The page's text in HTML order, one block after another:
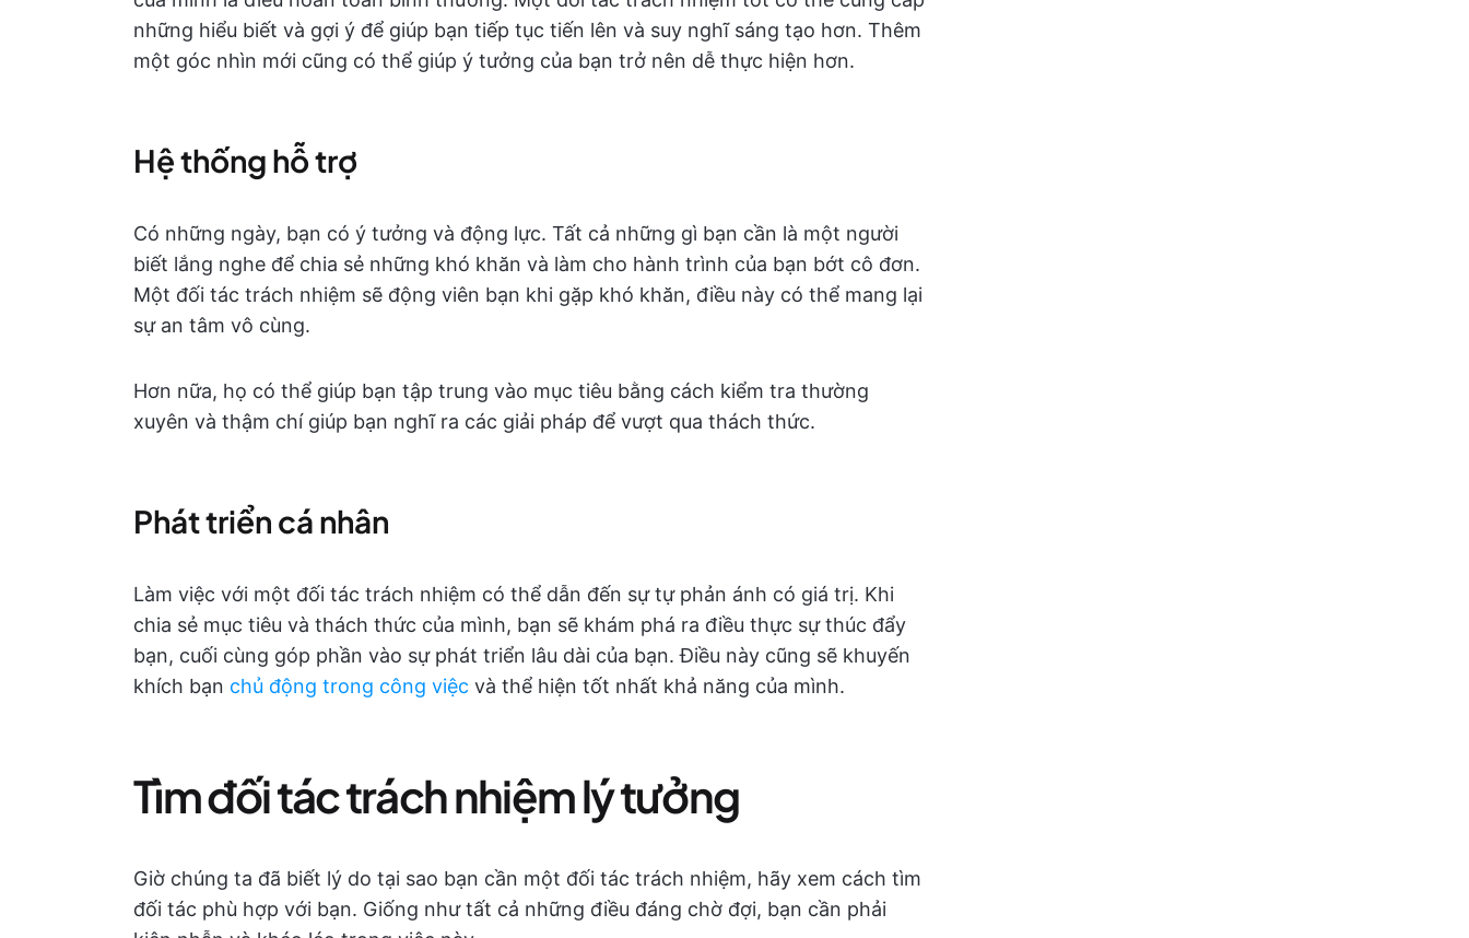
những hiểu biết và gợi ý để giúp bạn tiếp tục tiến lên và suy nghĩ sáng tạo hơn. Thêm
một góc nhìn mới cũng có thể giúp ý tưởng của bạn trở nên dễ thực hiện hơn.
Hệ thống hỗ trợ
Có những ngày, bạn có ý tưởng và động lực. Tất cả những gì bạn cần là một người
biết lắng nghe để chia sẻ những khó khăn và làm cho hành trình của bạn bớt cô đơn.
Một đối tác trách nhiệm sẽ động viên bạn khi gặp khó khăn, điều này có thể mang lại
sự an tâm vô cùng.
Hơn nữa, họ có thể giúp bạn tập trung vào mục tiêu bằng cách kiểm tra thường
xuyên và thậm chí giúp bạn nghĩ ra các giải pháp để vượt qua thách thức.
Phát triển cá nhân
Làm việc với một đối tác trách nhiệm có thể dẫn đến sự tự phản ánh có giá trị. Khi
chia sẻ mục tiêu và thách thức của mình, bạn sẽ khám phá ra điều thực sự thúc đẩy
bạn, cuối cùng góp phần vào sự phát triển lâu dài của bạn. Điều này cũng sẽ khuyến
khích bạn chủ động trong công việc và thể hiện tốt nhất khả năng của mình.
Tìm đối tác trách nhiệm lý tưởng
Giờ chúng ta đã biết lý do tại sao bạn cần một đối tác trách nhiệm, hãy xem cách tìm
đối tác phù hợp với bạn. Giống như tất cả những điều đáng chờ đợi, bạn cần phải